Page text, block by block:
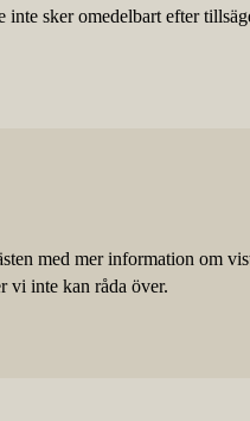
sker omedelbart efter
med mer information om
vi inte kan råda över.